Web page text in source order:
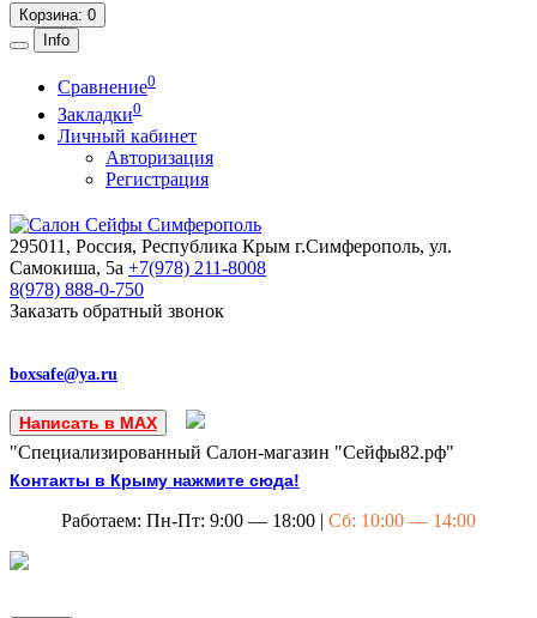
Корзина: 0
Info
Сравнение0
Закладки0
Личный кабинет
Авторизация
Регистрация
295011, Россия, Республика Крым г.Симферополь, ул.
Самокиша, 5а +7(978) 211-8008
8(978) 888-0-750
Заказать обратный звонок
boxsafe@ya.ru
Написать в MAX
"Специализированный Салон-магазин "Сейфы82.рф"
Контакты в Крыму нажмите сюда!
Работаем: Пн-Пт: 9:00 — 18:00 | Сб: 10:00 — 14:00